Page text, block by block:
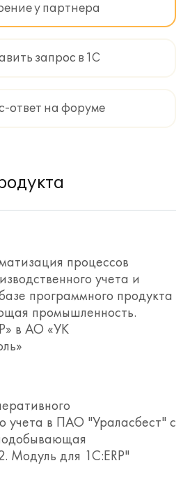
у партнера
запрос в 1С
ответ на форуме
процессов
учета и
программного продукта
промышленность.
в АО «УК
учета в ПАО "Ураласбест" с
Модуль для 1С:ERP"